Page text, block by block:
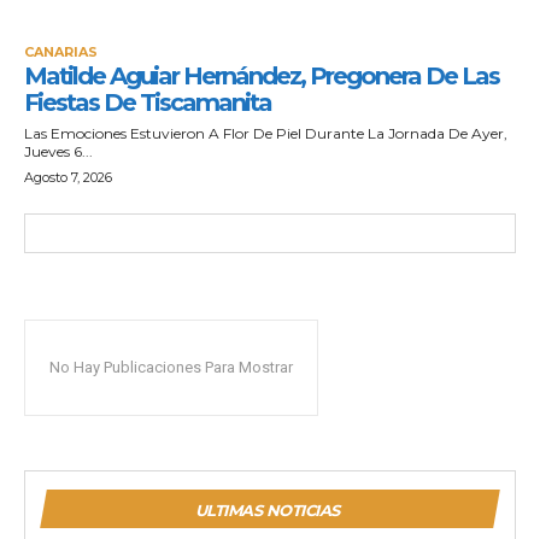
CANARIAS
Matilde Aguiar Hernández, Pregonera De Las
Fiestas De Tiscamanita
Las Emociones Estuvieron A Flor De Piel Durante La Jornada De Ayer,
Jueves 6...
Agosto 7, 2026
No Hay Publicaciones Para Mostrar
ULTIMAS NOTICIAS